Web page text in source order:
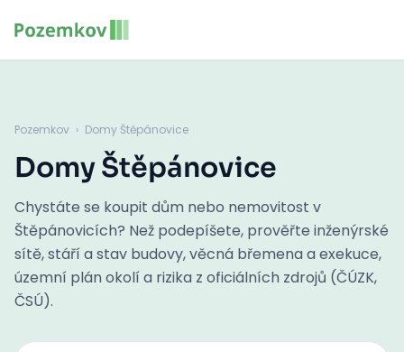
Pozemkov › Domy Štěpánovice
Domy Štěpánovice
Chystáte se koupit dům nebo nemovitost v
Štěpánovicích? Než podepíšete, prověřte inženýrské
sítě, stáří a stav budovy, věcná břemena a exekuce,
územní plán okolí a rizika z oficiálních zdrojů (ČÚZK,
ČSÚ).